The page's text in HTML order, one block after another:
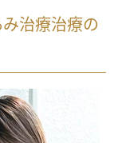
み治療治療の